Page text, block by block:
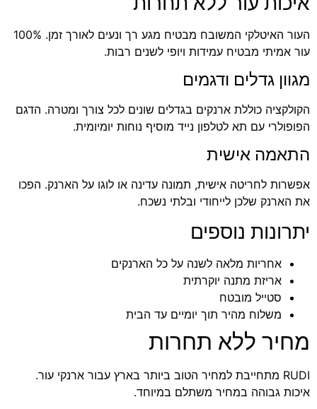
העור האיטלקי המשובח מבטיח מגע רך ונעים לאורך זמן. 100%
עור אמיתי מבטיח עמידות ויופי לשנים רבות.
מגוון גדלים ודגמים
הקולקציה כוללת ארנקים בגדלים שונים לכל צורך ומטרה. הדגם
הפופולרי עם תא לטלפון נייד מוסיף נוחות יומיומית.
התאמה אישית
אפשרות לחריטה אישית, תמונה עדינה או לוגו על הארנק. הפכו
את הארנק שלכן לייחודי ובלתי נשכח.
יתרונות נוספים
אחריות מלאה לשנה על כל הארנקים
אריזת מתנה יוקרתית
סטייל מובטח
משלוח מהיר תוך יומיים עד הבית
מחיר ללא תחרות
RUDI מתחייבת למחיר הטוב ביותר בארץ עבור ארנקי עור.
איכות גבוהה במחיר משתלם במיוחד.